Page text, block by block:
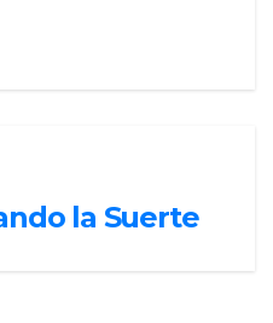
la Suerte